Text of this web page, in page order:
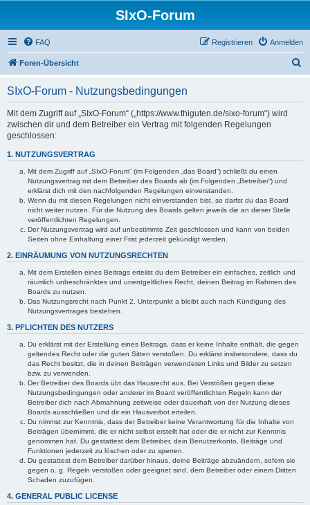
SIxO-Forum
FAQ Anmelden
Registrieren
Foren-Übersicht
SIxO-Forum - Nutzungsbedingungen
Mit dem Zugriff auf „SIxO-Forum“ („https://www.thiguten.de/sixo-forum“) wird
zwischen dir und dem Betreiber ein Vertrag mit folgenden Regelungen
geschlossen:
1. NUTZUNGSVERTRAG
Mit dem Zugriff auf „SIxO-Forum“ (im Folgenden „das Board“) schließt du einen
Nutzungsvertrag mit dem Betreiber des Boards ab (im Folgenden „Betreiber“) und
erklärst dich mit den nachfolgenden Regelungen einverstanden.
Wenn du mit diesen Regelungen nicht einverstanden bist, so darfst du das Board
nicht weiter nutzen. Für die Nutzung des Boards gelten jeweils die an dieser Stelle
veröffentlichten Regelungen.
Der Nutzungsvertrag wird auf unbestimmte Zeit geschlossen und kann von beiden
Seiten ohne Einhaltung einer Frist jederzeit gekündigt werden.
2. EINRÄUMUNG VON NUTZUNGSRECHTEN
Mit dem Erstellen eines Beitrags erteilst du dem Betreiber ein einfaches, zeitlich und
räumlich unbeschränktes und unentgeltliches Recht, deinen Beitrag im Rahmen des
Boards zu nutzen.
Das Nutzungsrecht nach Punkt 2, Unterpunkt a bleibt auch nach Kündigung des
Nutzungsvertrages bestehen.
3. PFLICHTEN DES NUTZERS
Du erklärst mit der Erstellung eines Beitrags, dass er keine Inhalte enthält, die gegen
geltendes Recht oder die guten Sitten verstoßen. Du erklärst insbesondere, dass du
das Recht besitzt, die in deinen Beiträgen verwendeten Links und Bilder zu setzen
bzw. zu verwenden.
Der Betreiber des Boards übt das Hausrecht aus. Bei Verstößen gegen diese
Nutzungsbedingungen oder anderer im Board veröffentlichten Regeln kann der
Betreiber dich nach Abmahnung zeitweise oder dauerhaft von der Nutzung dieses
Boards ausschließen und dir ein Hausverbot erteilen.
Du nimmst zur Kenntnis, dass der Betreiber keine Verantwortung für die Inhalte von
Beiträgen übernimmt, die er nicht selbst erstellt hat oder die er nicht zur Kenntnis
genommen hat. Du gestattest dem Betreiber, dein Benutzerkonto, Beiträge und
Funktionen jederzeit zu löschen oder zu sperren.
Du gestattest dem Betreiber darüber hinaus, deine Beiträge abzuändern, sofern sie
gegen o. g. Regeln verstoßen oder geeignet sind, dem Betreiber oder einem Dritten
Schaden zuzufügen.
4. GENERAL PUBLIC LICENSE